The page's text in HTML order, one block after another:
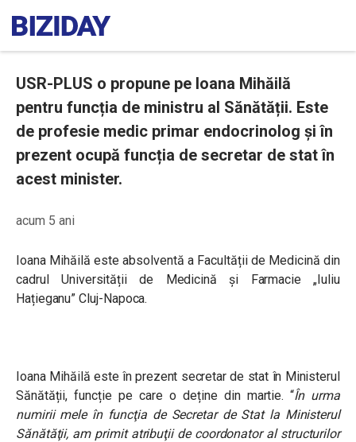
USR-PLUS o propune pe Ioana Mihăilă
pentru funcția de ministru al Sănătății. Este
de profesie medic primar endocrinolog și în
prezent ocupă funcția de secretar de stat în
acest minister.
acum 5 ani
Ioana Mihăilă este absolventă a Facultății de Medicină din
cadrul Universității de Medicină și Farmacie „Iuliu
Hațieganu” Cluj-Napoca.
Ioana Mihăilă este în prezent secretar de stat în Ministerul
Sănătății, funcție pe care o deține din martie. “În urma
numirii mele în funcţia de Secretar de Stat la Ministerul
Sănătăţii, am primit atribuţii de coordonator al structurilor